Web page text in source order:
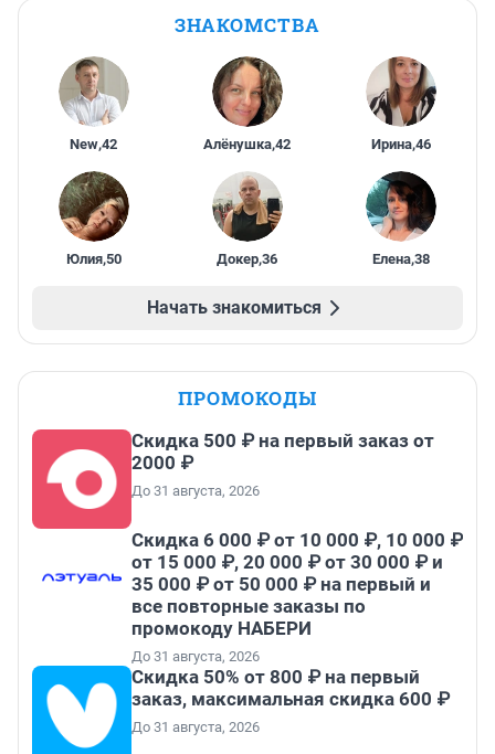
ЗНАКОМСТВА
New,42 Алёнушка,42 Ирина,46
Юлия,50 Докер,36 Елена,38
Начать знакомиться
ПРОМОКОДЫ
Скидка 500 ₽ на первый заказ от
2000 ₽
До 31 августа, 2026
Скидка 6 000 ₽ от 10 000 ₽, 10 000 ₽
от 15 000 ₽, 20 000 ₽ от 30 000 ₽ и
35 000 ₽ от 50 000 ₽ на первый и
все повторные заказы по
промокоду НАБЕРИ
До 31 августа, 2026
Скидка 50% от 800 ₽ на первый
заказ, максимальная скидка 600 ₽
До 31 августа, 2026